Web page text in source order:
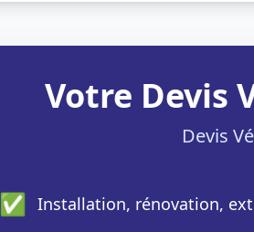
Votre Devis
Devis
✅ Installation, rénovation,